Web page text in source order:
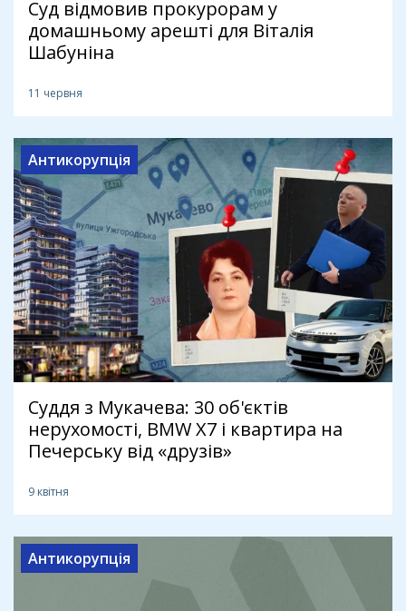
Суд відмовив прокурорам у
домашньому арешті для Віталія
Шабуніна
11 червня
Антикорупція
Суддя з Мукачева: 30 об'єктів
нерухомості, BMW X7 і квартира на
Печерську від «друзів»
9 квітня
Антикорупція